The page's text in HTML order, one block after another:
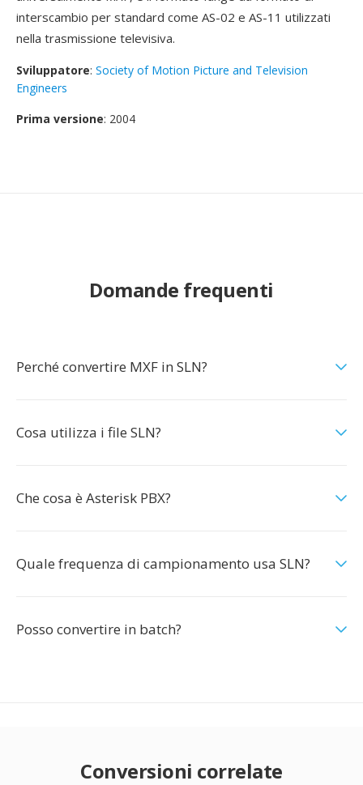
interscambio per standard come AS-02 e AS-11 utilizzati
nella trasmissione televisiva.
Sviluppatore: Society of Motion Picture and Television
Engineers
Prima versione: 2004
Domande frequenti
Perché convertire MXF in SLN?
Cosa utilizza i file SLN?
Che cosa è Asterisk PBX?
Quale frequenza di campionamento usa SLN?
Posso convertire in batch?
Conversioni correlate